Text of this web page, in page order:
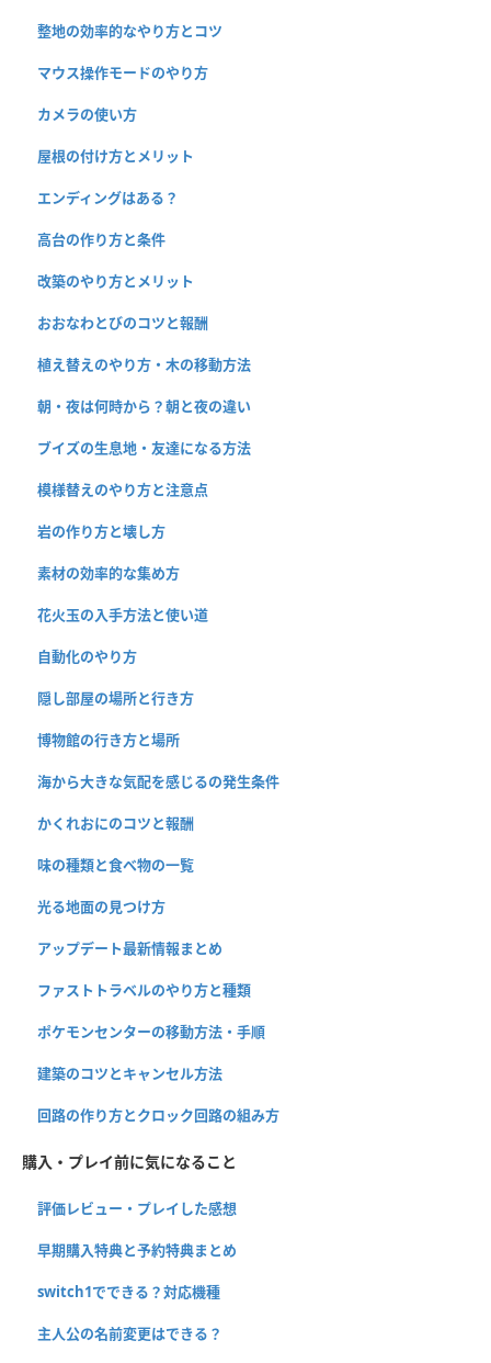
整地の効率的なやり方とコツ
マウス操作モードのやり方
カメラの使い方
屋根の付け方とメリット
エンディングはある？
高台の作り方と条件
改築のやり方とメリット
おおなわとびのコツと報酬
植え替えのやり方・木の移動方法
朝・夜は何時から？朝と夜の違い
ブイズの生息地・友達になる方法
模様替えのやり方と注意点
岩の作り方と壊し方
素材の効率的な集め方
花火玉の入手方法と使い道
自動化のやり方
隠し部屋の場所と行き方
博物館の行き方と場所
海から大きな気配を感じるの発生条件
かくれおにのコツと報酬
味の種類と食べ物の一覧
光る地面の見つけ方
アップデート最新情報まとめ
ファストトラベルのやり方と種類
ポケモンセンターの移動方法・手順
建築のコツとキャンセル方法
回路の作り方とクロック回路の組み方
購入・プレイ前に気になること
評価レビュー・プレイした感想
早期購入特典と予約特典まとめ
switch1でできる？対応機種
主人公の名前変更はできる？